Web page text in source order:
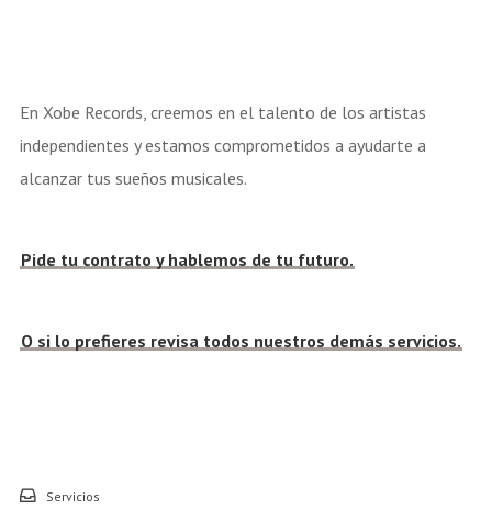
En Xobe Records, creemos en el talento de los artistas
independientes y estamos comprometidos a ayudarte a
alcanzar tus sueños musicales.
Pide tu contrato y hablemos de tu futuro.
O si lo prefieres revisa todos nuestros demás servicios.
Servicios